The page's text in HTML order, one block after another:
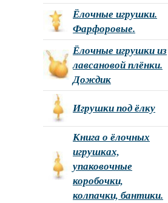
Ёлочные игрушки.
Фарфоровые.
Ёлочные игрушки из
лавсановой плёнки.
Дождик
Игрушки под ёлку
Книга о ёлочных
игрушках,
упаковочные
коробочки,
колпачки, бантики.